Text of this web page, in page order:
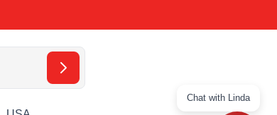
Chat with Linda